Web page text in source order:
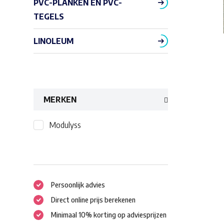
PVC-PLANKEN EN PVC-
TEGELS
LINOLEUM
MERKEN
Modulyss
Persoonlijk advies
Direct online prijs berekenen
Minimaal 10% korting op adviesprijzen